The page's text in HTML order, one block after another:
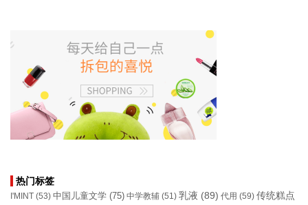
热门标签
I'MINT (53) 中国儿童文学 (75) 中学教辅 (51) 乳液 (89) 代用 (59) 传统糕点